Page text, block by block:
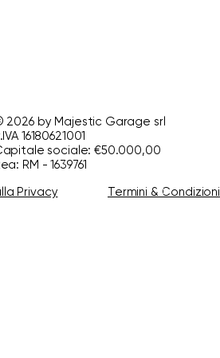
2026 by Majestic Garage srl
16180621001
sociale: €50.000,00
RM - 1639761
Privacy
Termini & Condizioni